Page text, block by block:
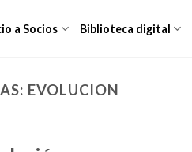
a Socios Biblioteca digital
EVOLUCION